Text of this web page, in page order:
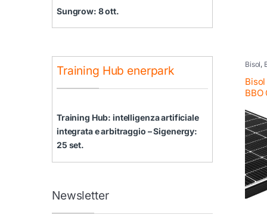
Bisol,
BBO
Sungrow: 8 ott.
Training Hub enerpark
Training Hub: intelligenza artificiale
integrata e arbitraggio – Sigenergy:
25 set.
Newsletter